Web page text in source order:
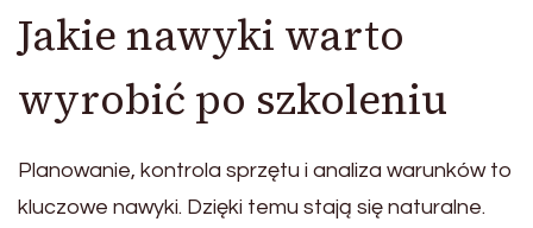
Jakie nawyki warto
wyrobić po szkoleniu
Planowanie, kontrola sprzętu i analiza warunków to
kluczowe nawyki. Dzięki temu stają się naturalne.